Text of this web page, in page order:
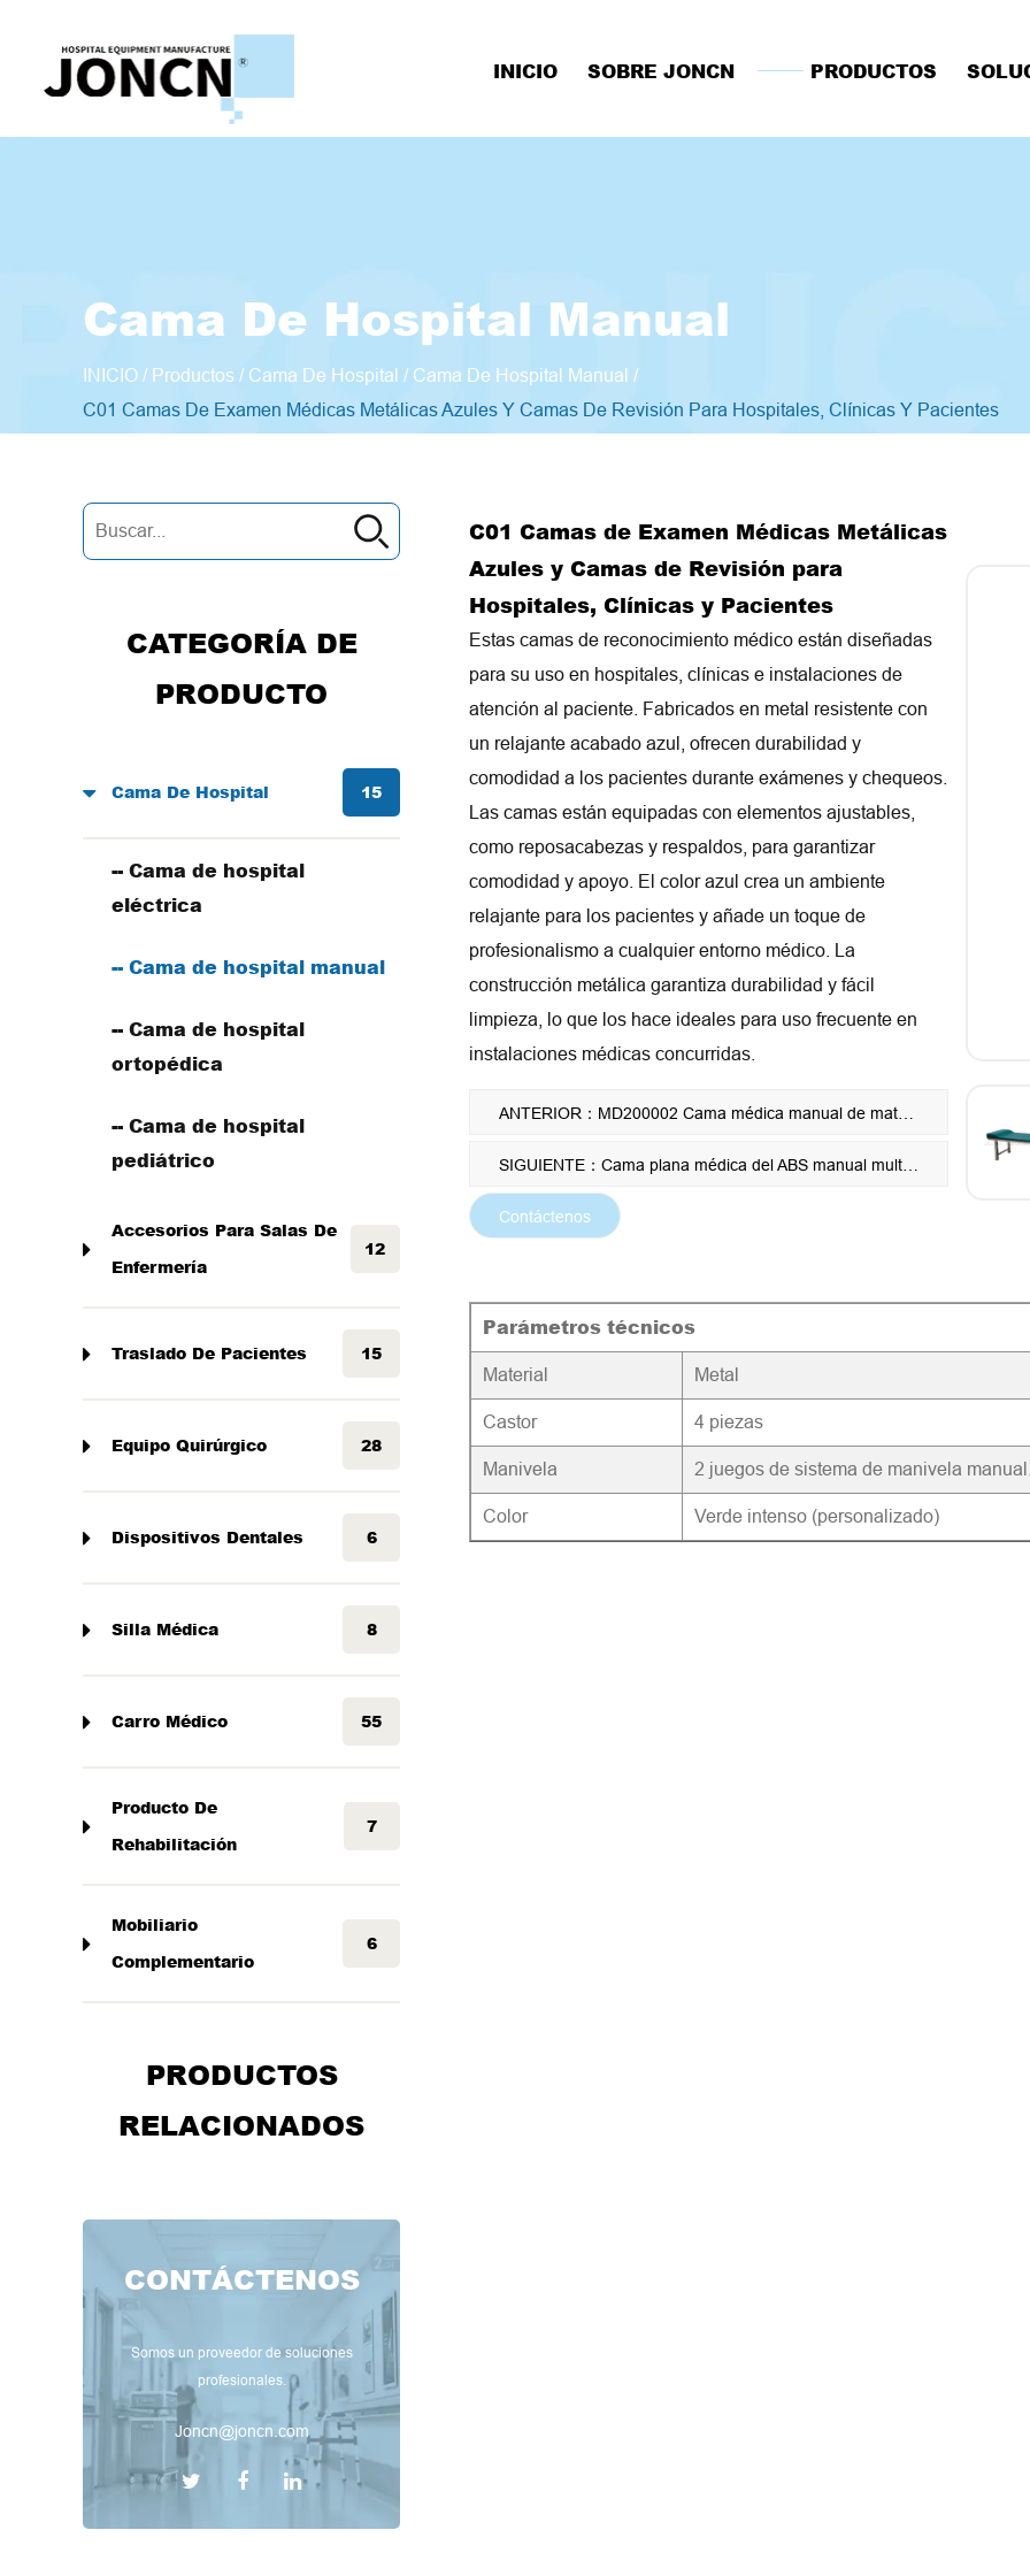
INICIO SOBRE JONCN PRODUCTOS
Cama De Hospital Manual
INICIO / Productos / Cama De Hospital / Cama De Hospital Manual /
C01 Camas De Examen Médicas Metálicas Azules Y Camas De Revisión Para Hospitales, Clínicas Y Pacientes
CATEGORÍA DE
PRODUCTO
Cama De Hospital 15
-- Cama de hospital
eléctrica
-- Cama de hospital manual
-- Cama de hospital
ortopédica
-- Cama de hospital
pediátrico
Accesorios Para Salas De
Enfermería
12
Traslado De Pacientes 15
Equipo Quirúrgico 28
Dispositivos Dentales 6
Silla Médica 8
Carro Médico 55
Producto De
Rehabilitación
7
Mobiliario
Complementario
6
PRODUCTOS
RELACIONADOS
CONTÁCTENOS
Somos un proveedor de soluciones
profesionales.
Joncn@joncn.com
C01 Camas de Examen Médicas Metálicas
Azules y Camas de Revisión para
Hospitales, Clínicas y Pacientes
Estas camas de reconocimiento médico están diseñadas
para su uso en hospitales, clínicas e instalaciones de
atención al paciente. Fabricados en metal resistente con
un relajante acabado azul, ofrecen durabilidad y
comodidad a los pacientes durante exámenes y chequeos.
Las camas están equipadas con elementos ajustables,
como reposacabezas y respaldos, para garantizar
comodidad y apoyo. El color azul crea un ambiente
relajante para los pacientes y añade un toque de
profesionalismo a cualquier entorno médico. La
construcción metálica garantiza durabilidad y fácil
limpieza, lo que los hace ideales para uso frecuente en
instalaciones médicas concurridas.
ANTERIOR：MD200002 Cama médica manual de material ABS de 3 funciones
SIGUIENTE：Cama plana médica del ABS manual multifuncional de los muebles del hospital MD200007 para el cuidado paciente
Contáctenos
Parámetros técnicos
Material Metal
Castor 4 piezas
Manivela 2 juegos de sistema de manivela
Color Verde intenso (personalizado)